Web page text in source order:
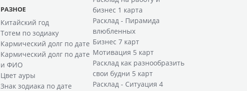
РАЗНОЕ
Китайский год
Тотем по зодиаку
Кармический долг по дате
Кармический долг по дате
и ФИО
Цвет ауры
Знак зодиака по дате
бизнес 1 карта
Расклад - Пирамида
влюбленных
Бизнес 7 карт
Мотивация 5 карт
Расклад как разнообразить
свои будни 5 карт
Расклад - Ситуация 4